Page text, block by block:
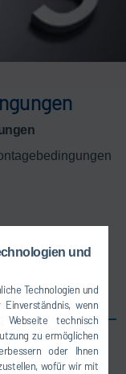
und
Technologien und
Einverständnis, wenn
technisch
zu ermöglichen
oder Ihnen
wofür wir mit